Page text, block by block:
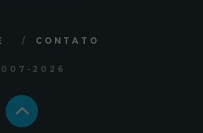
CONTATO
-2026